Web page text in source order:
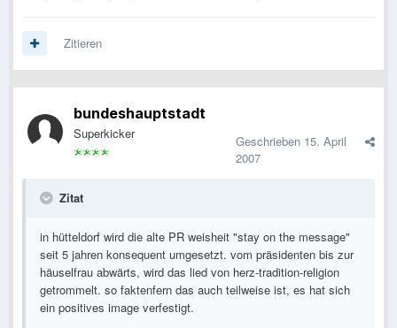
Zitieren
bundeshauptstadt
Superkicker Geschrieben 15. April
2007
Zitat
in hütteldorf wird die alte PR weisheit "stay on the message"
seit 5 jahren konsequent umgesetzt. vom präsidenten bis zur
häuselfrau abwärts, wird das lied von herz-tradition-religion
getrommelt. so faktenfern das auch teilweise ist, es hat sich
ein positives image verfestigt.